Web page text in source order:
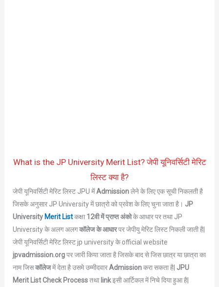
What is the JP University Merit List? जेपी यूनिवर्सिटी मेरिट
लिस्ट क्या है?
जेपी यूनिवर्सिटी मेरिट लिस्ट JPU मेंAdmissionलेने के लिए एक सूची निकलती है
जिसके अनुसार JP University में छात्रो को प्रवेश के लिए चुना जाता है। JP
University Merit Listकक्षा 12वी में प्राप्त अंकोके आधार पर तथा JP
University के अलग अलगकॉलेज के आधारपर जेपीयु मेरिट लिस्ट निकली जाती है|
जेपी यूनिवर्सिटी मेरिट लिस्ट jp university के official website
jpvadmission.orgपर जारी किया जाता है जिसके बाद से जिस छात्र या छात्रा का
नाम जिसकॉलेजमें देता है उसमे उम्मीदवारAdmissionकरा सकता है| JPU
Merit List Check Processतथा linkइसी आर्टिकल में निचे दिया हुआ है|